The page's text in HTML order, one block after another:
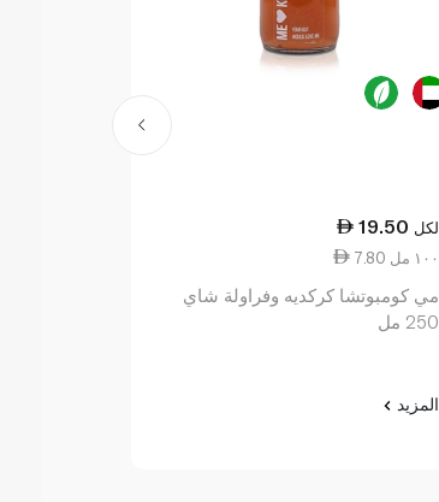
19.50 لكل
7.80 ١٠٠ مل
مي كومبوتشا كركديه وفراولة شاي
250 مل
المزيد